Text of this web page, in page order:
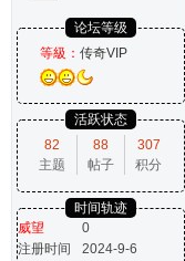
坛
论坛等级
等級： 传奇VIP
活跃状态
82
主题
88
帖子
307
积分
时间轨迹
威望
0
注册时间
2024-9-6